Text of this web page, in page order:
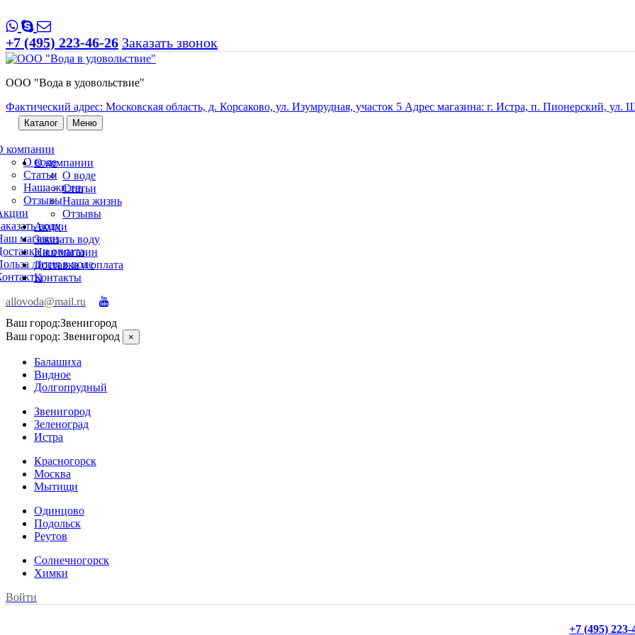
+7 (495) 223-46-26 Заказать звонок
ООО "Вода в удовольствие"
Фактический адрес: Московская область, д. Корсаково, ул. Изумрудная, участок 5 Адрес магазина: г. Истра, п. Пионерский, ул.
Каталог Меню
компании
О воде
Статьи
Наша жизнь
Отзывы
воду
магазин
и оплата
лития в воде
О компании
О воде
Статьи
Наша жизнь
Отзывы
Акции
Заказать воду
Наш магазин
Доставка и оплата
Контакты
allovoda@mail.ru
Ваш город:Звенигород
Ваш город: Звенигород ×
Балашиха
Видное
Долгопрудный
Звенигород
Зеленоград
Истра
Красногорск
Москва
Мытищи
Одинцово
Подольск
Реутов
Солнечногорск
Химки
Войти
+7 (495) 223-